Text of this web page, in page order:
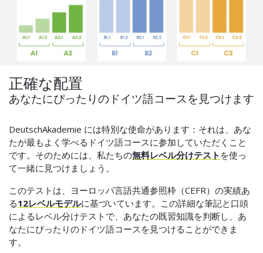
正確な配置
あなたにぴったりのドイツ語コースを見つけます
DeutschAkademie には特別な使命があります：それは、あな
たが最もよく学べるドイツ語コースに参加していただくこと
です。そのためには、私たちの無料レベル分けテスト を使っ
て一緒に見つけましょう。
このテストは、ヨーロッパ言語共通参照枠（CEFR）の実績あ
る12レベルモデルに基づいています。この詳細な筆記と口頭
によるレベル分けテストで、あなたの既習知識を判断し、あ
なたにぴったりのドイツ語コースを見つけることができま
す。